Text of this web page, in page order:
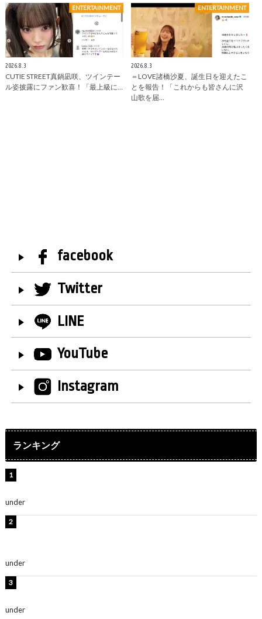
ENTERTAINMENT
2026.8.3
CUTIE STREET真鍋凪咲、ツインテー
ル姿披露にファン歓喜！「最上級に…
ENTERTAINMENT
2026.8.3
＝LOVE諸橋沙夏、誕生日を迎えたこ
とを報告！「これからも皆さんに沢
山歌を届…
facebook
Twitter
LINE
YouTube
Instagram
ランキング
under
under
under